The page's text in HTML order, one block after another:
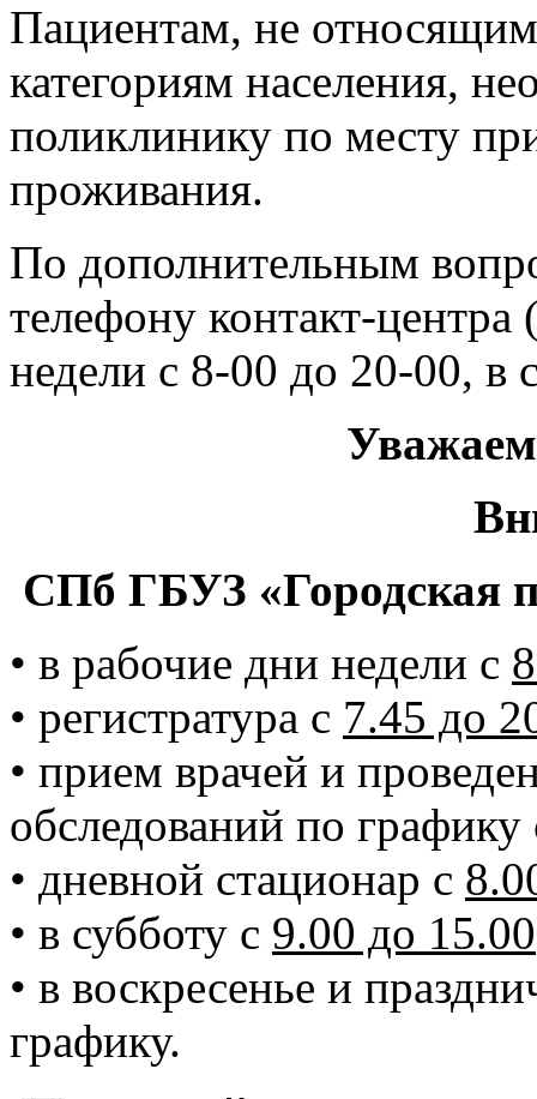
Пациентам, не
категориям населения,
поликлинику по месту
проживания.
По дополнительным
телефону контакт-
недели с 8-00 до 20-00, в
СПб ГБУЗ «Городская
• в рабочие дни недели с
• регистратура с 7.45 до
• прием врачей и
обследований по
• дневной стационар с
• в субботу с 9.00 до 15.00
• в воскресенье и
графику.